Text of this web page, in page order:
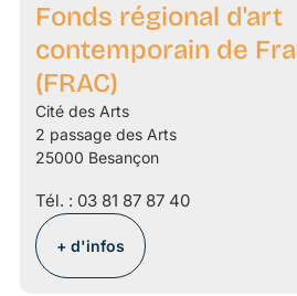
Fonds régional d'art
contemporain de
(FRAC)
Cité des Arts
2 passage des Arts
25000 Besançon
Tél. : 03 81 87 87 40
+ d'infos